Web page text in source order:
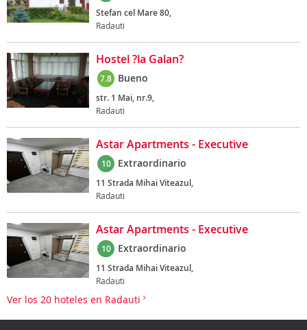
Stefan cel Mare 80,
Radauti
Hostel ?la Galan?
7.8 Bueno
str. 1 Mai, nr.9,
Radauti
Astar Apartments - Executive
10 Extraordinario
11 Strada Mihai Viteazul,
Radauti
Astar Apartments - Executive
10 Extraordinario
11 Strada Mihai Viteazul,
Radauti
Ver los 20 hoteles en Radauti